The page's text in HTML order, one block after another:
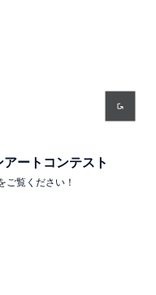
ートコンテスト
ご覧ください！